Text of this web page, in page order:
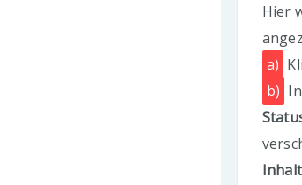
Hier
a)
b)